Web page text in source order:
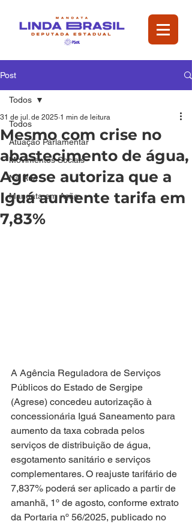
Post
Todos
Atuação Parlamentar
Movimentos Sociais
Na Rua
Mandata em Ação
Todos
Mesmo com crise no
abastecimento de água,
Agrese autoriza que a
Iguá aumente tarifa em
7,83%
31 de jul. de 2025 1 min de leitura
A Agência Reguladora de Serviços
Públicos do Estado de Sergipe
(Agrese) concedeu autorização à
concessionária Iguá Saneamento para
aumento da taxa cobrada pelos
serviços de distribuição de água,
esgotamento sanitário e serviços
complementares. O reajuste tarifário de
7,837% poderá ser aplicado a partir de
amanhã, 1º de agosto, conforme extrato
da Portaria nº 56/2025, publicado no